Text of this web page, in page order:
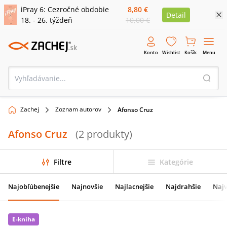
iPray 6: Cezročné obdobie
18. - 26. týždeň
8,80 €
10,00 €
Detail
Konto Wishlist Košík Menu
Zachej Zoznam autorov Afonso Cruz
Afonso Cruz (2 produkty)
Filtre Kategórie
Najobľúbenejšie Najnovšie Najlacnejšie Najdrahšie
E-kniha